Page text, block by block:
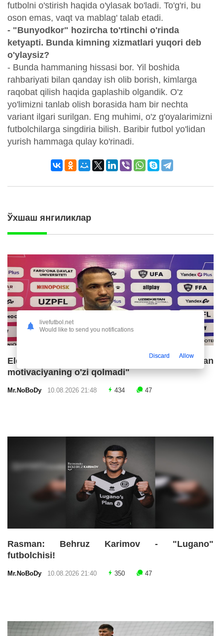
futbolni o'stirish haqida o'ylasak bo'ladi. To'g'ri, bu
oson emas, vaqt va mablag' talab etadi.
- "Bunyodkor" hozircha to'rtinchi o'rinda
ketyapti. Bunda kimning xizmatlari yuqori deb
o'ylaysiz?
- Bunda hammaning hissasi bor. Yil boshida
rahbariyati bilan qanday ish olib borish, kimlarga
raqobat qilish haqida gaplashib olgandik. O'z
yo'limizni tanlab olish borasida ham bir nechta
variant ilgari surilgan. Eng muhimi, o'z g'oyalarimizni
futbolchilarga singdiria bilish. Baribir futbol yo'lidan
yurish hammaga qulay ko'rinadi.
Ўхшаш янгиликлар
Eldor Boymatov: "Futbolchilarga beradigan
motivaciyaning o'zi qolmadi"
Mr.NoBoDy 10.08.2026 21:48 434 47
Rasman: Behruz Karimov - "Lugano"
futbolchisi!
Mr.NoBoDy 10.08.2026 21:40 350 47
livefutbol.net
Would like to send you notifications
Discard Allow